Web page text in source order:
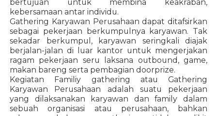
bertujuan untuk membina keakraban,
kebersamaan antar individu.
Gathering Karyawan Perusahaan dapat ditafsirkan
sebagai pekerjaan berkumpulnya karyawan. Tak
sekadar berkumpul, karyawan seringkali diajak
berjalan-jalan di luar kantor untuk mengerjakan
ragam pekerjaan seru laksana outbound, game,
makan bareng serta pembagian doorprize.
Kegiatan Familiy gathering atau Gathering
Karyawan Perusahaan adalah suatu pekerjaan
yang dilaksanakan karyawan dan family dalam
sebuah organisasi atau perusahaan, bahkan